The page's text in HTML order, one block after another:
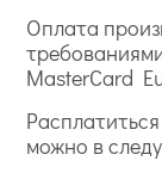
Оплата
MasterCard
можно в